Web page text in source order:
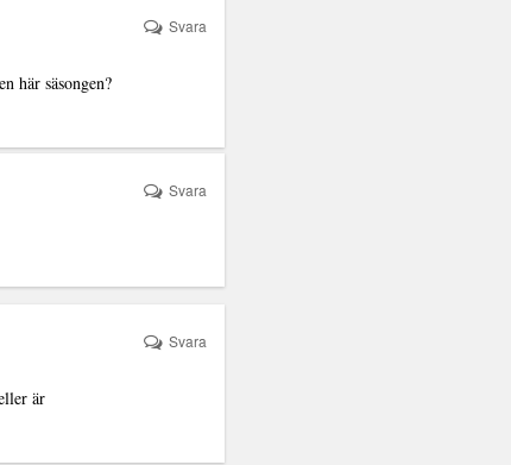
här säsongen?
Svara
Svara
är
Svara